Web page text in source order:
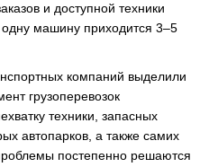
и доступной техники
машину приходится 3–5
компаний выделили
грузоперевозок
техники, запасных
автопарков, а также самих
постепенно решаются